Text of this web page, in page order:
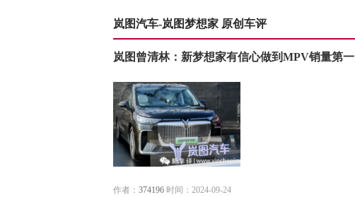
岚图汽车-岚图梦想家 原创车评
岚图曾清林：新梦想家有信心做到MPV销量第一
作者： 374196 时间：2024-09-24